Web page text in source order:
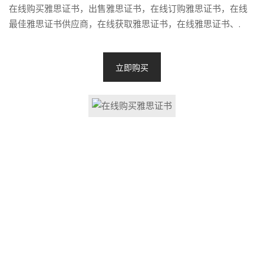
在线购买雅思证书，出售雅思证书，在线订购雅思证书，在线
最佳雅思证书供应商，在线获取雅思证书，在线雅思证书、
立即购买